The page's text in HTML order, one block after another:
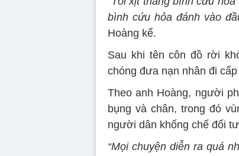
bình cứu hỏa đánh vào
Hoàng kể.
Sau khi tên côn đồ rời
chóng đưa nạn nhân đi
Theo anh Hoàng, người
bụng và chân, trong đó
người dân khống chế đối
“Mọi chuyện diễn ra quá